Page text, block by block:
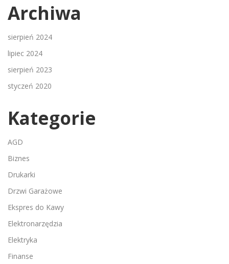
Archiwa
sierpień 2024
lipiec 2024
sierpień 2023
styczeń 2020
Kategorie
AGD
Biznes
Drukarki
Drzwi Garażowe
Ekspres do Kawy
Elektronarzędzia
Elektryka
Finanse